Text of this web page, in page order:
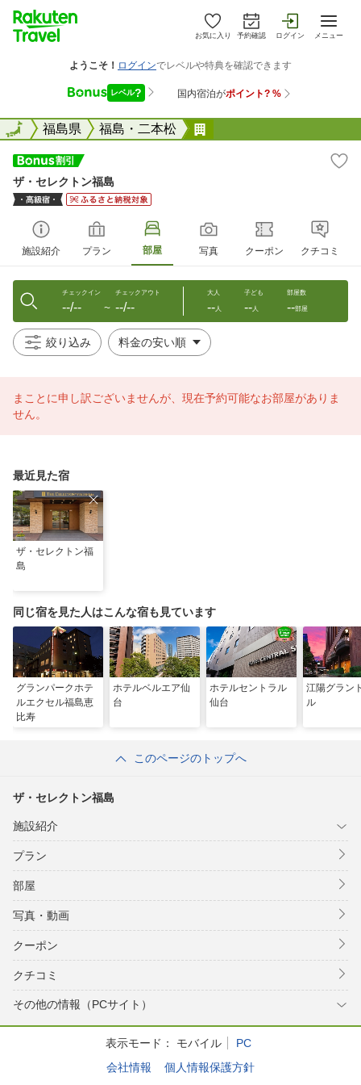
お気に入り 予約確認 ログイン メニュー
全国福島県 福島・二本松
全国
ザ・セレクトン福島
施設紹介 プラン 部屋 写真 クーポン クチコミ
チェックイン
--/-- 〜
チェックアウト
--/--
大人
--人
子ども
--人
部屋数
--部屋
絞り込み
まことに申し訳ございませんが、現在予約可能なお部屋がありま
せん。
最近見た宿
ザ・セレクトン福
島
同じ宿を見た人はこんな宿も見ています
グランパークホテ
ルエクセル福島恵
比寿
ホテルベルエア仙
台
ホテルセントラル
仙台
江陽グラン
ル
このページのトップへ
ザ・セレクトン福島
施設紹介
プラン
部屋
写真・動画
クーポン
クチコミ
その他の情報（PCサイト）
表示モード： モバイル
PC
会社情報
個人情報保護方針